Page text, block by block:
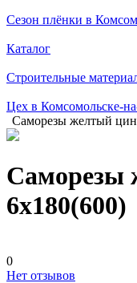
Сезон плёнки в
Каталог
Строительные
Цех в Комсомольске-
Саморезы желтый
Саморезы
6х180(600)
0
Нет отзывов